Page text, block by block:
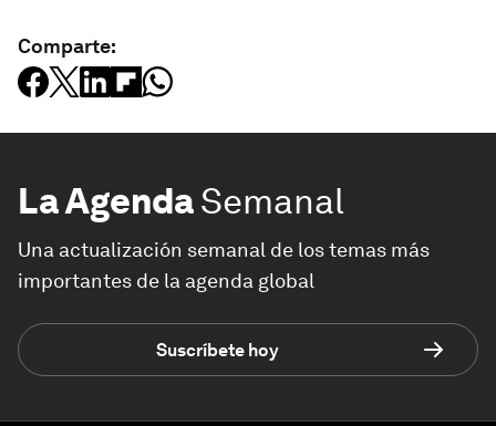
Comparte:
La AgendaSemanal
Una actualización semanal de los temas más
importantes de la agenda global
Suscríbete hoy